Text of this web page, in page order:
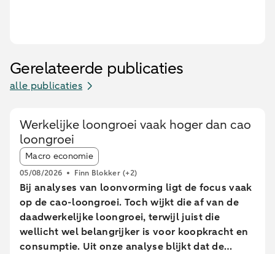
Gerelateerde publicaties
alle publicaties
Werkelijke loongroei vaak hoger dan cao
loongroei
Article tags:
Macro economie
05/08/2026 Finn Blokker (+2)
Bij analyses van loonvorming ligt de focus vaak
op de cao-loongroei. Toch wijkt die af van de
daadwerkelijke loongroei, terwijl juist die
wellicht wel belangrijker is voor koopkracht en
consumptie. Uit onze analyse blijkt dat de